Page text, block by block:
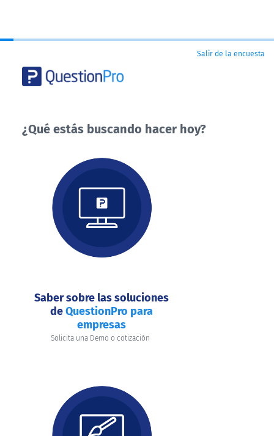
Salir de la encuesta
¿Qué estás buscando hacer hoy?
buscando
hacer
Saber sobre las soluciones
deQuestionPro para
empresas
Solicita una Demo o cotización